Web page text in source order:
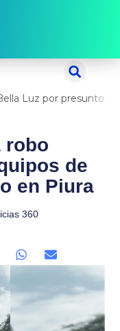
Fiscalía investiga a director de la Bella Luz por presunto abuso contra cantante Naldy Saldaña
robo
de
en Piura
360